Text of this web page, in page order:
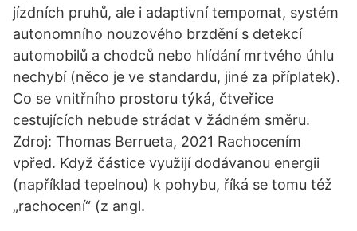
jízdních pruhů, ale i adaptivní tempomat, systém
autonomního nouzového brzdění s detekcí
automobilů a chodců nebo hlídání mrtvého úhlu
nechybí (něco je ve standardu, jiné za příplatek).
Co se vnitřního prostoru týká, čtveřice
cestujících nebude strádat v žádném směru.
Zdroj: Thomas Berrueta, 2021 Rachocením
vpřed. Když částice využijí dodávanou energii
(například tepelnou) k pohybu, říká se tomu též
„rachocení“ (z angl.